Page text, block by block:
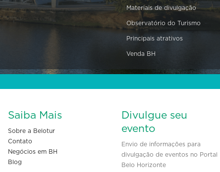
Materiais de divulgação
Observatório do Turismo
Principais atrativos
Venda BH
Saiba Mais
Sobre a Belotur
Contato
Negócios em BH
Blog
Divulgue seu
evento
Envio de informações para
divulgação de eventos no Portal
Belo Horizonte